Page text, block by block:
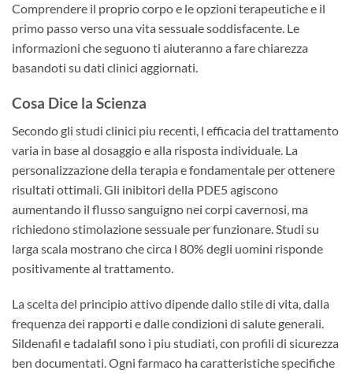
Comprendere il proprio corpo e le opzioni terapeutiche e il
primo passo verso una vita sessuale soddisfacente. Le
informazioni che seguono ti aiuteranno a fare chiarezza
basandoti su dati clinici aggiornati.
Cosa Dice la Scienza
Secondo gli studi clinici piu recenti, l efficacia del trattamento
varia in base al dosaggio e alla risposta individuale. La
personalizzazione della terapia e fondamentale per ottenere
risultati ottimali. Gli inibitori della PDE5 agiscono
aumentando il flusso sanguigno nei corpi cavernosi, ma
richiedono stimolazione sessuale per funzionare. Studi su
larga scala mostrano che circa l 80% degli uomini risponde
positivamente al trattamento.
La scelta del principio attivo dipende dallo stile di vita, dalla
frequenza dei rapporti e dalle condizioni di salute generali.
Sildenafil e tadalafil sono i piu studiati, con profili di sicurezza
ben documentati. Ogni farmaco ha caratteristiche specifiche